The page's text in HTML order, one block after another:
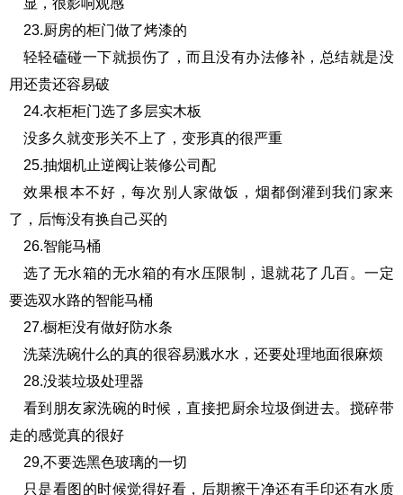
显，很影响观感
23.厨房的柜门做了烤漆的
轻轻磕碰一下就损伤了，而且没有办法修补，总结就是没
用还贵还容易破
24.衣柜柜门选了多层实木板
没多久就变形关不上了，变形真的很严重
25.抽烟机止逆阀让装修公司配
效果根本不好，每次别人家做饭，烟都倒灌到我们家来
了，后悔没有换自己买的
26.智能马桶
选了无水箱的无水箱的有水压限制，退就花了几百。一定
要选双水路的智能马桶
27.橱柜没有做好防水条
洗菜洗碗什么的真的很容易溅水水，还要处理地面很麻烦
28.没装垃圾处理器
看到朋友家洗碗的时候，直接把厨余垃圾倒进去。搅碎带
走的感觉真的很好
29,不要选黑色玻璃的一切
只是看图的时候觉得好看，后期擦干净还有手印还有水质